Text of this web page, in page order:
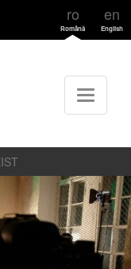
ro
Română
en
English